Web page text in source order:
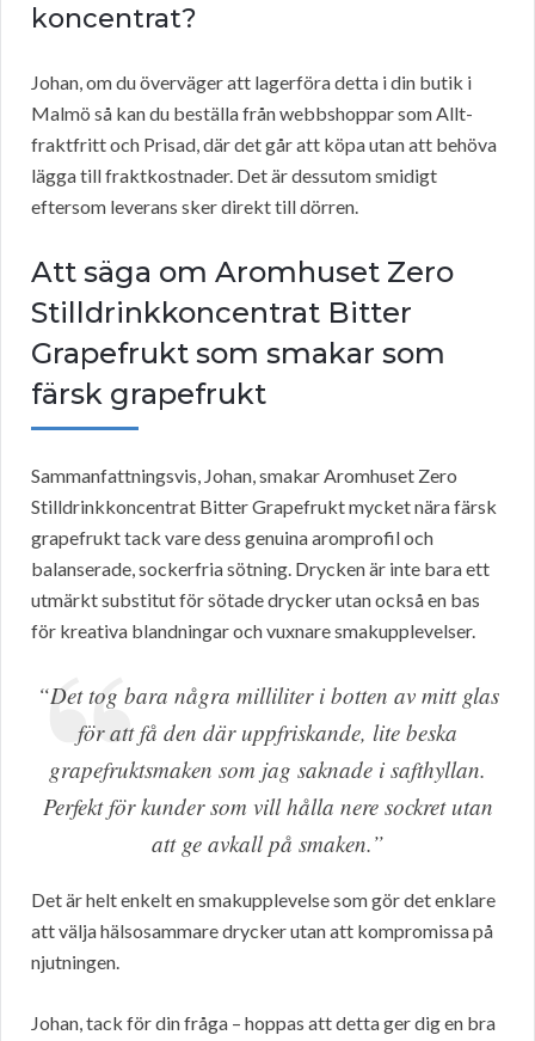
koncentrat?
Johan, om du överväger att lagerföra detta i din butik i
Malmö så kan du beställa från webbshoppar som Allt-
fraktfritt och Prisad, där det går att köpa utan att behöva
lägga till fraktkostnader. Det är dessutom smidigt
eftersom leverans sker direkt till dörren.
Att säga om Aromhuset Zero
Stilldrinkkoncentrat Bitter
Grapefrukt som smakar som
färsk grapefrukt
Sammanfattningsvis, Johan, smakar Aromhuset Zero
Stilldrinkkoncentrat Bitter Grapefrukt mycket nära färsk
grapefrukt tack vare dess genuina aromprofil och
balanserade, sockerfria sötning. Drycken är inte bara ett
utmärkt substitut för sötade drycker utan också en bas
för kreativa blandningar och vuxnare smakupplevelser.
“Det tog bara några milliliter i botten av mitt glas
för att få den där uppfriskande, lite beska
grapefruktsmaken som jag saknade i safthyllan.
Perfekt för kunder som vill hålla nere sockret utan
att ge avkall på smaken.”
Det är helt enkelt en smakupplevelse som gör det enklare
att välja hälsosammare drycker utan att kompromissa på
njutningen.
Johan, tack för din fråga – hoppas att detta ger dig en bra